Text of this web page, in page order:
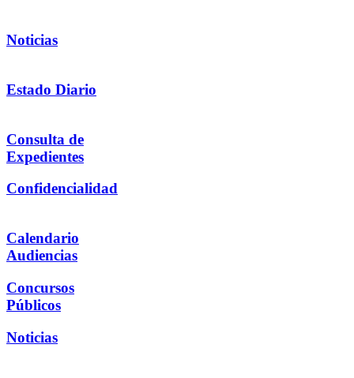
Noticias
Estado Diario
Consulta de
Expedientes
Confidencialidad
Calendario
Audiencias
Concursos
Públicos
Noticias